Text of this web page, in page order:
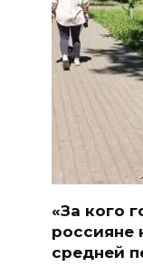
«За кого
россияне
средней